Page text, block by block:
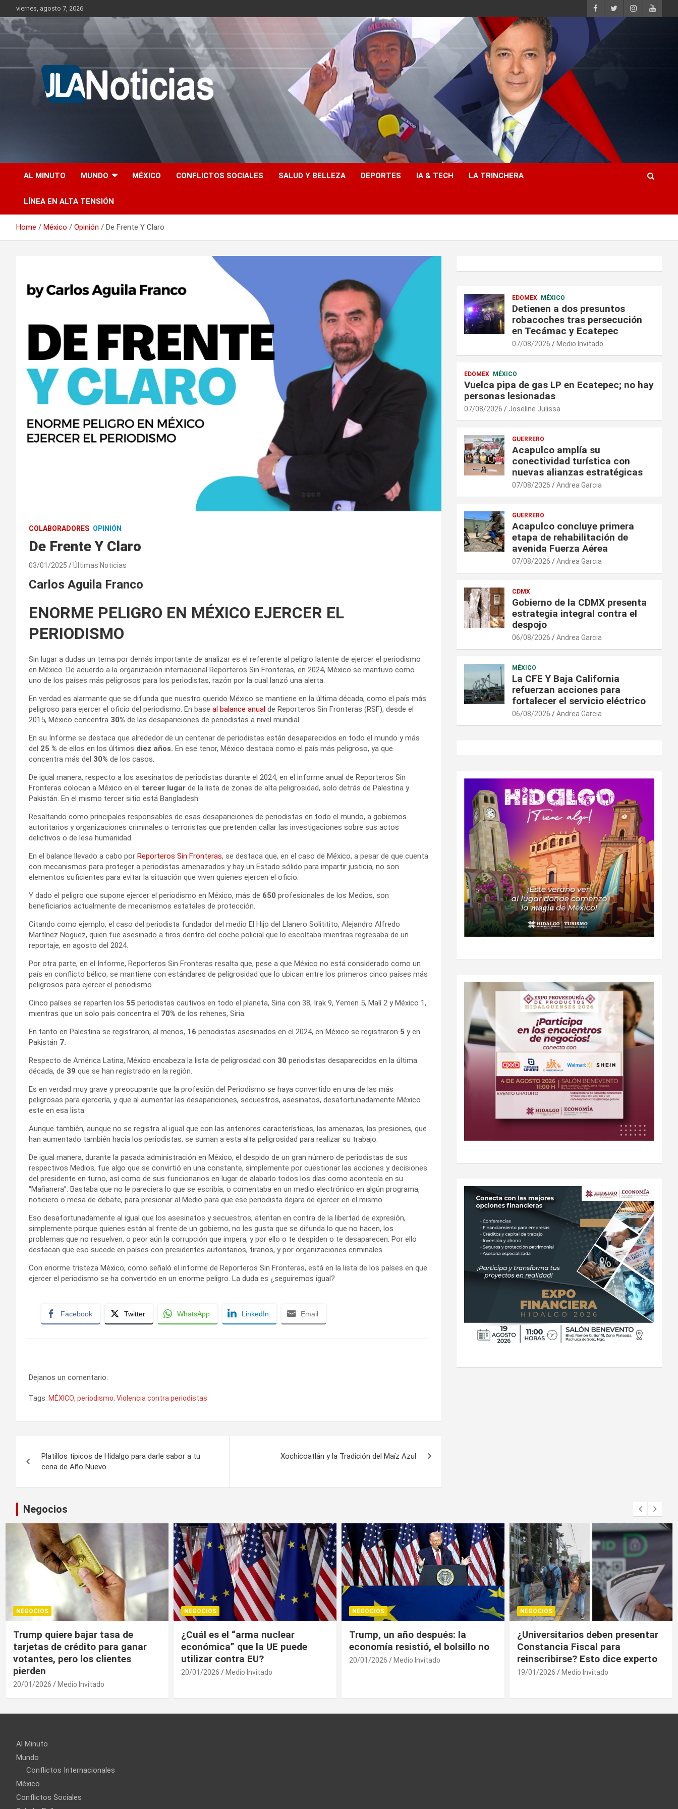
to
content
viernes, agosto 7, 2026
Jlanoticias
AL MINUTO MUNDO MÉXICO CONFLICTOS SOCIALES SALUD Y BELLEZA DEPORTES IA & TECH LA TRINCHERA
LÍNEA EN ALTA TENSIÓN
Home México Opinión De Frente Y Claro
COLABORADORES OPINIÓN
De Frente Y Claro
03/01/2025 Últimas Noticias
Carlos Aguila Franco
ENORME PELIGRO EN MÉXICO EJERCER EL
PERIODISMO
Sin lugar a dudas un tema por demás importante de analizar es el referente al peligro latente de ejercer el periodismo
en México. De acuerdo a la organización internacional Reporteros Sin Fronteras, en 2024, México se mantuvo como
uno de los países más peligrosos para los periodistas, razón por la cual lanzó una alerta.
En verdad es alarmante que se difunda que nuestro querido México se mantiene en la última década, como el país más
peligroso para ejercer el oficio del periodismo. En base al balance anual de Reporteros Sin Fronteras (RSF), desde el
2015, México concentra 30% de las desapariciones de periodistas a nivel mundial.
En su Informe se destaca que alrededor de un centenar de periodistas están desaparecidos en todo el mundo y más
del 25 % de ellos en los últimos diez años. En ese tenor, México destaca como el país más peligroso, ya que
concentra más del 30% de los casos.
De igual manera, respecto a los asesinatos de periodistas durante el 2024, en el informe anual de Reporteros Sin
Fronteras colocan a México en el tercer lugar de la lista de zonas de alta peligrosidad, solo detrás de Palestina y
Pakistán. En el mismo tercer sitio está Bangladesh.
Resaltando como principales responsables de esas desapariciones de periodistas en todo el mundo, a gobiernos
autoritarios y organizaciones criminales o terroristas que pretenden callar las investigaciones sobre sus actos
delictivos o de lesa humanidad.
En el balance llevado a cabo por Reporteros Sin Fronteras, se destaca que, en el caso de México, a pesar de que cuenta
con mecanismos para proteger a periodistas amenazados y hay un Estado sólido para impartir justicia, no son
elementos suficientes para evitar la situación que viven quienes ejercen el oficio.
Y dado el peligro que supone ejercer el periodismo en México, más de 650 profesionales de los Medios, son
beneficiarios actualmente de mecanismos estatales de protección.
Citando como ejemplo, el caso del periodista fundador del medio El Hijo del Llanero Solititito, Alejandro Alfredo
Martínez Noguez, quien fue asesinado a tiros dentro del coche policial que lo escoltaba mientras regresaba de un
reportaje, en agosto del 2024.
Por otra parte, en el Informe, Reporteros Sin Fronteras resalta que, pese a que México no está considerado como un
país en conflicto bélico, se mantiene con estándares de peligrosidad que lo ubican entre los primeros cinco países más
peligrosos para ejercer el periodismo.
Cinco países se reparten los 55 periodistas cautivos en todo el planeta, Siria con 38, Irak 9, Yemen 5, Malí 2 y México 1,
mientras que un solo país concentra el 70% de los rehenes, Siria.
En tanto en Palestina se registraron, al menos, 16 periodistas asesinados en el 2024, en México se registraron 5 y en
Pakistán 7.
Respecto de América Latina, México encabeza la lista de peligrosidad con 30 periodistas desaparecidos en la última
década, de 39 que se han registrado en la región.
Es en verdad muy grave y preocupante que la profesión del Periodismo se haya convertido en una de las más
peligrosas para ejercerla, y que al aumentar las desapariciones, secuestros, asesinatos, desafortunadamente México
este en esa lista.
Aunque también, aunque no se registra al igual que con las anteriores características, las amenazas, las presiones, que
han aumentado también hacia los periodistas, se suman a esta alta peligrosidad para realizar su trabajo.
De igual manera, durante la pasada administración en México, el despido de un gran número de periodistas de sus
respectivos Medios, fue algo que se convirtió en una constante, simplemente por cuestionar las acciones y decisiones
del presidente en turno, así como de sus funcionarios en lugar de alabarlo todos los días como acontecía en su
“Mañanera”. Bastaba que no le pareciera lo que se escribía, o comentaba en un medio electrónico en algún programa,
noticiero o mesa de debate, para presionar al Medio para que ese periodista dejara de ejercer en el mismo.
Eso desafortunadamente al igual que los asesinatos y secuestros, atentan en contra de la libertad de expresión,
simplemente porque quienes están al frente de un gobierno, no les gusta que se difunda lo que no hacen, los
problemas que no resuelven, o peor aún la corrupción que impera, y por ello o te despiden o te desaparecen. Por ello
destacan que eso sucede en países con presidentes autoritarios, tiranos, y por organizaciones criminales.
Con enorme tristeza México, como señaló el informe de Reporteros Sin Fronteras, está en la lista de los países en que
ejercer el periodismo se ha convertido en un enorme peligro. La duda es ¿seguiremos igual?
Facebook Twitter WhatsApp LinkedIn Email
Dejanos un comentario:
Tags: MÉXICO, periodismo, Violencia contra periodistas
de
entradas
Platillos típicos de Hidalgo para darle sabor a tu
cena de Año Nuevo
Xochicoatlán y la Tradición del Maíz Azul
EDOMEX MÉXICO
Detienen a dos presuntos
robacoches tras persecución
en Tecámac y Ecatepec
07/08/2026 Medio Invitado
EDOMEX MÉXICO
Vuelca pipa de gas LP en Ecatepec; no hay
personas lesionadas
07/08/2026 Joseline Julissa
GUERRERO
Acapulco amplía su
conectividad turística con
nuevas alianzas estratégicas
07/08/2026 Andrea Garcia
GUERRERO
Acapulco concluye primera
etapa de rehabilitación de
avenida Fuerza Aérea
07/08/2026 Andrea Garcia
CDMX
Gobierno de la CDMX presenta
estrategia integral contra el
despojo
06/08/2026 Andrea Garcia
MÉXICO
La CFE Y Baja California
refuerzan acciones para
fortalecer el servicio eléctrico
06/08/2026 Andrea Garcia
Negocios
NEGOCIOS
¿Cuál es el “arma nuclear
económica” que la UE puede
utilizar contra EU?
20/01/2026
NEGOCIOS
Trump, un año después: la
economía resistió, el bolsillo no
20/01/2026 Medio Invitado
NEGOCIOS
¿Universitarios deben presentar
Constancia Fiscal para
reinscribirse? Esto dice experto
NEGOCIOS
Trump contiene el déficit
comercial de bienes, pero sin
descenso
19/01/2026 Medio Invitado
Al Minuto
Mundo
Conflictos Internacionales
México
Conflictos Sociales